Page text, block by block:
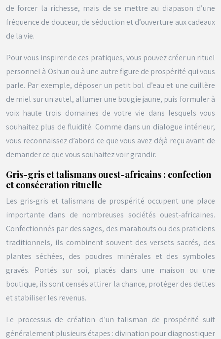
de forcer la richesse, mais de se mettre au diapason d’une
fréquence de douceur, de séduction et d’ouverture aux cadeaux
de la vie.
Pour vous inspirer de ces pratiques, vous pouvez créer un rituel
personnel à Oshun ou à une autre figure de prospérité qui vous
parle. Par exemple, déposer un petit bol d’eau et une cuillère
de miel sur un autel, allumer une bougie jaune, puis formuler à
voix haute trois domaines de votre vie dans lesquels vous
souhaitez plus de fluidité. Comme dans un dialogue intérieur,
vous reconnaissez d’abord ce que vous avez déjà reçu avant de
demander ce que vous souhaitez voir grandir.
Gris-gris et talismans ouest-africains : confection
et consécration rituelle
Les gris-gris et talismans de prospérité occupent une place
importante dans de nombreuses sociétés ouest-africaines.
Confectionnés par des sages, des marabouts ou des praticiens
traditionnels, ils combinent souvent des versets sacrés, des
plantes séchées, des poudres minérales et des symboles
gravés. Portés sur soi, placés dans une maison ou une
boutique, ils sont censés attirer la chance, protéger des dettes
et stabiliser les revenus.
Le processus de création d’un talisman de prospérité suit
généralement plusieurs étapes : divination pour diagnostiquer